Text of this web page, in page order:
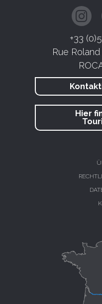
+33
Rue
Hier